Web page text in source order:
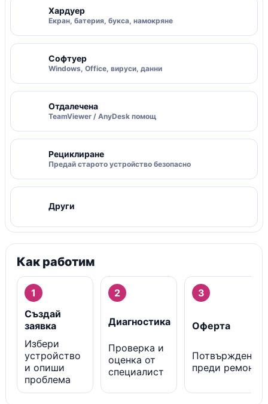
Хардуер
Екран, батерия, букса, намокряне
Софтуер
Windows, Office, вируси, данни
Отдалечена
TeamViewer / AnyDesk помощ
Рециклиране
Предай старото устройство безопасно
Други
Как работим
1
Създай
заявка
Избери
устройство
и опиши
проблема
2
Диагностика
Проверка и
оценка от
специалист
3
Оферта
Потвърждение
преди ремонт